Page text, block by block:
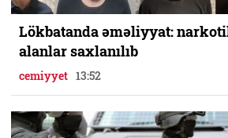
Lökbatanda əməliyyat:
alanlar saxlanılıb
cemiyyet 13:52